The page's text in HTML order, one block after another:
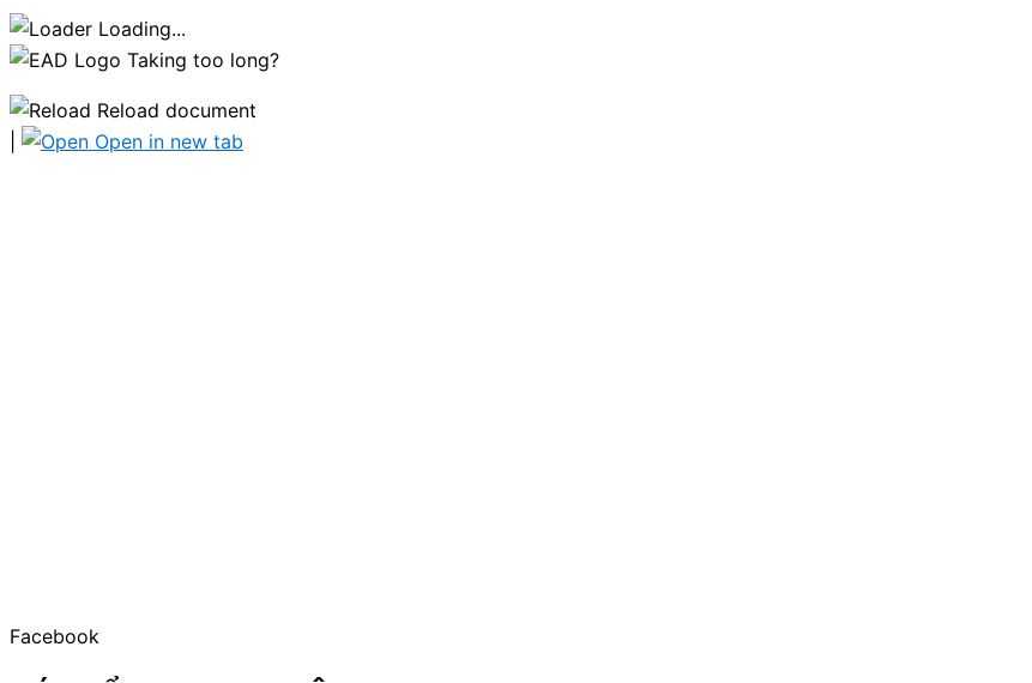
Loading...
Taking too long?
Reload document
Open in new tab
Facebook